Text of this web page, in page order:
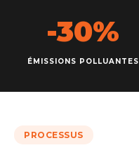
-30%
ÉMISSIONS POLLUANTES
PROCESSUS